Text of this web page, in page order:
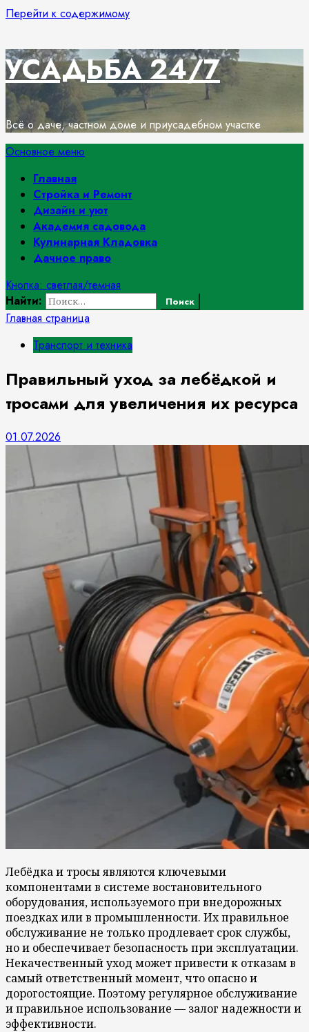
Перейти к содержимому
УСАДЬБА 24/7
Всё о даче, частном доме и приусадебном участке
Основное меню
Главная
Стройка и Ремонт
Дизайн и уют
Академия садовода
Кулинарная Кладовка
Дачное право
Кнопка: светлая/темная
Найти:
Главная страница
Транспорт и техника
Правильный уход за лебёдкой и
тросами для увеличения их ресурса
01.07.2026
Лебёдка и тросы являются ключевыми
компонентами в системе востановительного
оборудования, используемого при внедорожных
поездках или в промышленности. Их правильное
обслуживание не только продлевает срок службы,
но и обеспечивает безопасность при эксплуатации.
Некачественный уход может привести к отказам в
самый ответственный момент, что опасно и
дорогостоящие. Поэтому регулярное обслуживание
и правильное использование — залог надежности и
эффективности.